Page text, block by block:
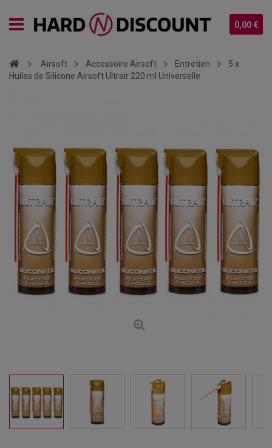
0,00 €
Airsoft Accessoire Airsoft Entretien
5 x
Huiles de Silicone Airsoft Ultrair 220 ml Universelle